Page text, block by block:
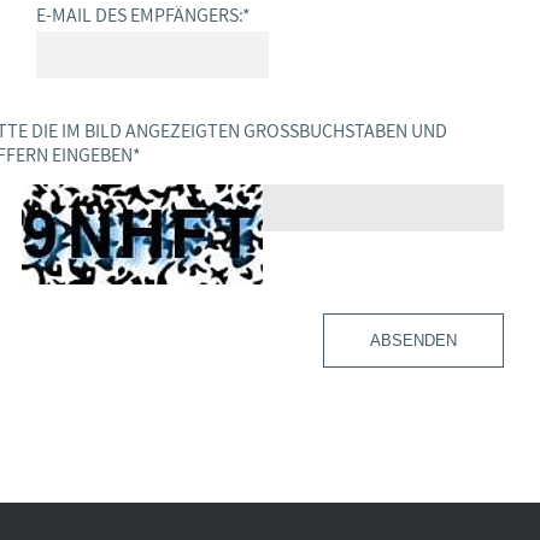
E-MAIL DES EMPFÄNGERS:*
DIE IM BILD ANGEZEIGTEN GROSSBUCHSTABEN UND Z
EINGEBEN *
ABSENDEN